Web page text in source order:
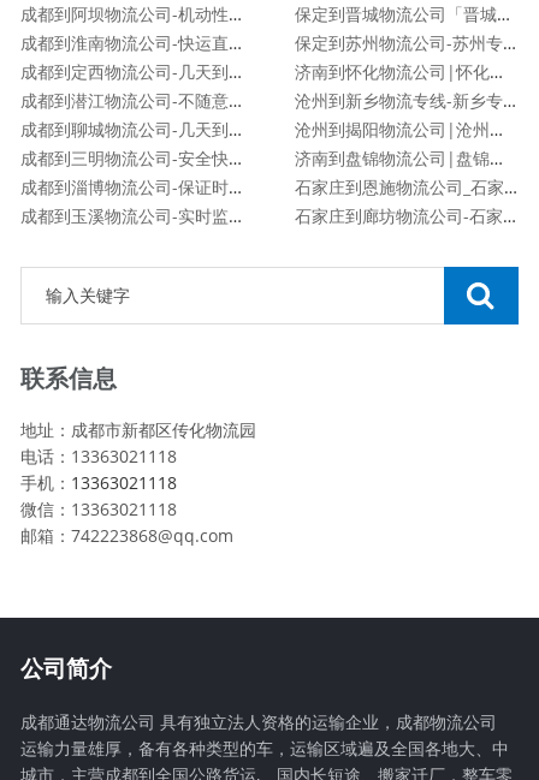
成都到阿坝物流公司-机动性高「运费多少」
成都到淮南物流公司-快运直达「要几天时间」
成都到定西物流公司-几天到达「高效快捷」
成都到潜江物流公司-不随意加价「市县派送」
成都到聊城物流公司-几天到达「高效快捷」
成都到三明物流公司-安全快捷「不随意加价」
成都到淄博物流公司-保证时效「专业可靠」
成都到玉溪物流公司-实时监控「送货上门」
保定到晋城物流公司「晋城专线」
保定到苏州物流公司-苏州专线
济南到怀化物流公司|怀化专线
沧州到新乡物流专线-新乡专线
沧州到揭阳物流公司|沧州到揭阳物流专线
济南到盘锦物流公司|盘锦专线
石家庄到恩施物流公司_石家庄到恩施物流专线
石家庄到廊坊物流公司-石家庄到廊坊货运专线
联系信息
地址：成都市新都区传化物流园
电话：13363021118
手机： 13363021118
微信：13363021118
邮箱：742223868@qq.com
公司简介
成都通达物流公司 具有独立法人资格的运输企业，成都物流公司
运输力量雄厚，备有各种类型的车，运输区域遍及全国各地大、中
城市，主营成都到全国公路货运,、国内长短途、搬家迁厂，整车零